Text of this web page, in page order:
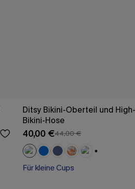
Ditsy Bikini-Oberteil und
Bikini-Hose
40,00 €44,00 €
Für kleine Cups